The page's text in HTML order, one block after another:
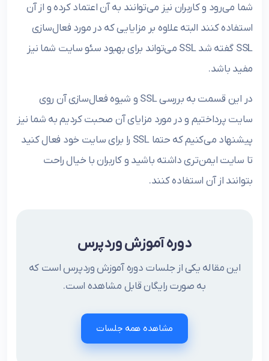
شما می‌رود و کاربران نیز می‌توانند به آن اعتماد کرده و از آن
استفاده کنند البته علاوه بر مزایایی که در مورد فعال‌سازی
SSL گفته شد SSL می‌تواند برای بهبود سئو سایت شما نیز
مفید باشد.
در این قسمت به بررسی SSL و شیوه فعال‌سازی آن روی
سایت پرداختیم و در مورد مزایای آن صحبت کردیم به شما نیز
پیشنهاد می‌کنیم که حتما SSL را برای سایت خود فعال کنید
تا سایت ایمن‌تری داشته باشید و کاربران با خیال راحت
بتوانند از آن استفاده کنند.
دوره آموزش وردپرس
این مقاله یکی از جلسات دوره آموزش وردپرس است که
به صورت رایگان قابل مشاهده است.
مشاهده همه جلسات